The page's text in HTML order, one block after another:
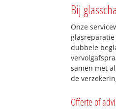
Bij
Onze
dubbele
samen met
de
Offerte of